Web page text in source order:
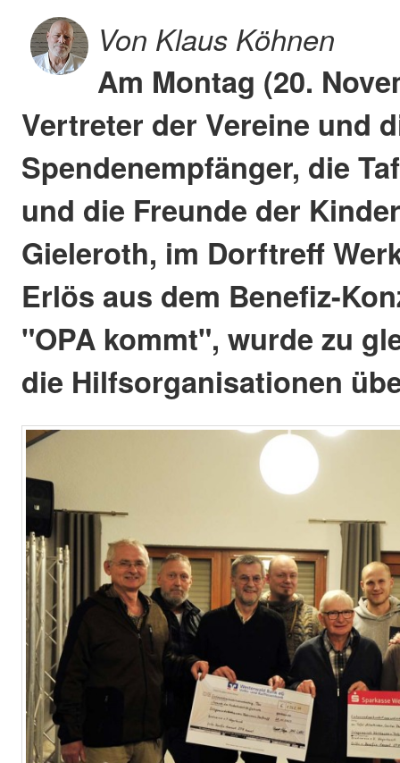
Von Klaus Köhnen
Am Montag (20.
Vertreter der Vereine und
Spendenempfänger, die
und die Freunde der
Gieleroth, im Dorftreff
Erlös aus dem Benefiz-
"OPA kommt", wurde zu
die Hilfsorganisationen